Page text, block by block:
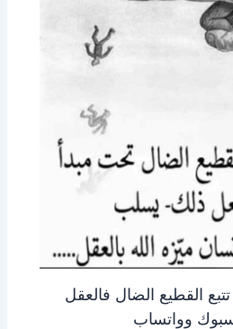
القطيع الضال فالعقل
وواتساب